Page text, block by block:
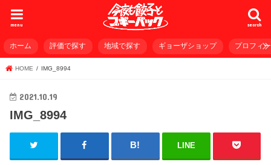
search
menu
ホーム 評価で探す 地域で探す ギョーザショップ プロフィ
HOME IMG_8994
2021.10.19
IMG_8994
LINE